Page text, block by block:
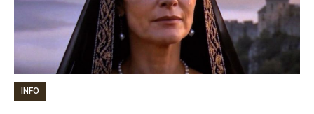
INFO